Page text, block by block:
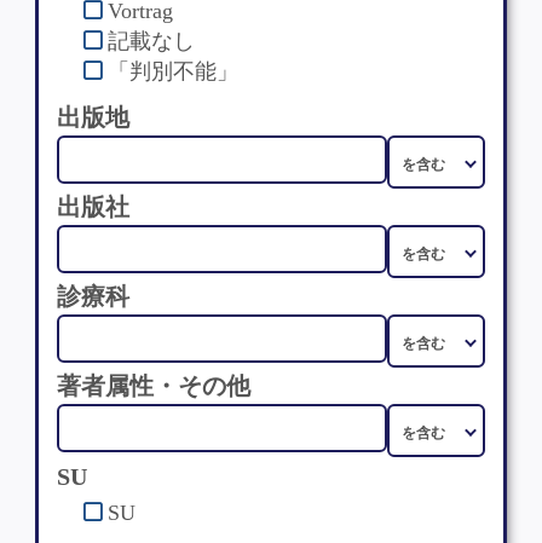
Vortrag
記載なし
「判別不能」
出版地
出版社
診療科
著者属性・その他
SU
SU